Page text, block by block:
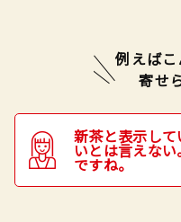
例えば
寄せ
新茶と表示し
いとは言えな
ですね。